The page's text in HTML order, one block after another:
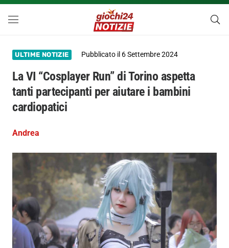
ULTIME NOTIZIE Pubblicato il 6 Settembre 2024
La VI “Cosplayer Run” di Torino aspetta
tanti partecipanti per aiutare i bambini
cardiopatici
Andrea